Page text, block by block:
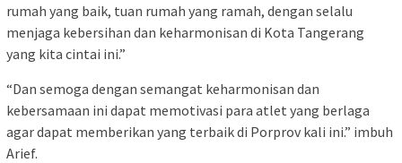
rumah yang baik, tuan rumah yang ramah, dengan selalu
menjaga kebersihan dan keharmonisan di Kota Tangerang
yang kita cintai ini.”
“Dan semoga dengan semangat keharmonisan dan
kebersamaan ini dapat memotivasi para atlet yang berlaga
agar dapat memberikan yang terbaik di Porprov kali ini.” imbuh
Arief.